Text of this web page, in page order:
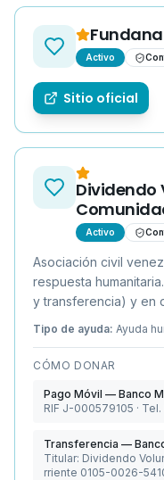
Fundana
Activo
Sitio oficial
Dividendo
Activo
Asociación civil
respuesta
y transferencia) y en
Tipo de ayuda: Ayuda
CÓMO DONAR
Pago Móvil — Banco
RIF J-000579105 ·
Transferencia —
Titular: Dividendo
rriente 0105-0026-